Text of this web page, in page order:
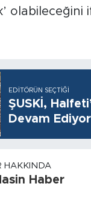
olabileceğini
EDITÖRÜN SEÇTIĞI
ŞUSKİ,
Devam Ediyor
HAKKINDA
Haber